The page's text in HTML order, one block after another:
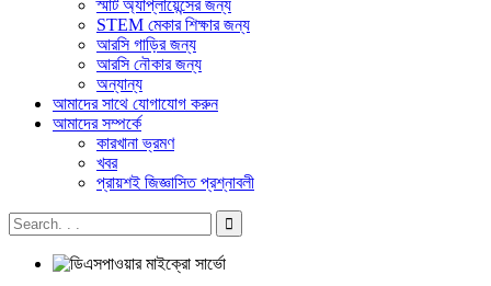
স্মার্ট অ্যাপ্লায়েন্সের জন্য
STEM মেকার শিক্ষার জন্য
আরসি গাড়ির জন্য
আরসি নৌকার জন্য
অন্যান্য
আমাদের সাথে যোগাযোগ করুন
আমাদের সম্পর্কে
কারখানা ভ্রমণ
খবর
প্রায়শই জিজ্ঞাসিত প্রশ্নাবলী